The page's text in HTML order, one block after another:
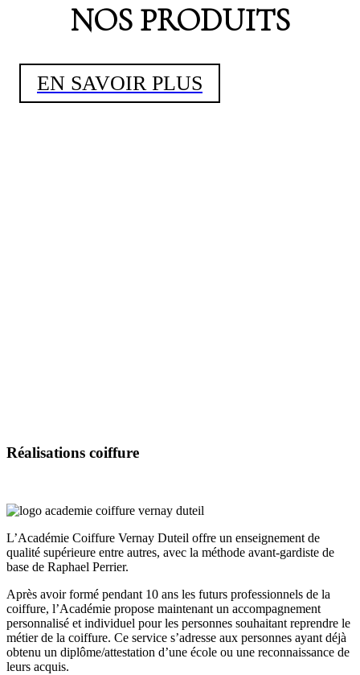
NOS PRODUITS
EN SAVOIR PLUS
Réalisations coiffure
L’Académie Coiffure Vernay Duteil offre un enseignement de
qualité supérieure entre autres, avec la méthode avant-gardiste de
base de Raphael Perrier.
Après avoir formé pendant 10 ans les futurs professionnels de la
coiffure, l’Académie propose maintenant un accompagnement
personnalisé et individuel pour les personnes souhaitant reprendre le
métier de la coiffure. Ce service s’adresse aux personnes ayant déjà
obtenu un diplôme/attestation d’une école ou une reconnaissance de
leurs acquis.